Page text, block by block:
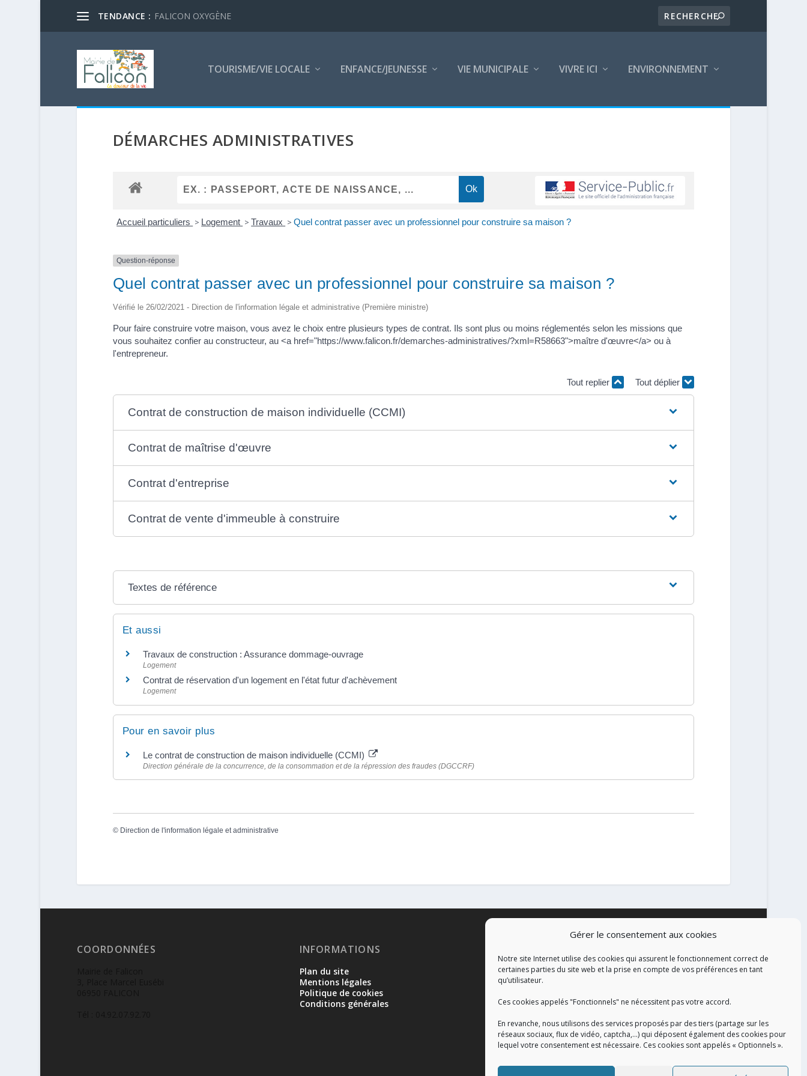
Gérer le consentement aux cookies
Notre site Internet utilise des cookies qui assurent le fonctionnement correct de
certaines parties du site web et la prise en compte de vos préférences en tant
qu’utilisateur.
Ces cookies appelés "Fonctionnels" ne nécessitent pas votre accord.
En revanche, nous utilisons des services proposés par des tiers (partage sur les
réseaux sociaux, flux de vidéo, captcha,...) qui déposent également des cookies pour
lequel votre consentement est nécessaire. Ces cookies sont appelés « Optionnels ».
TENDANCE : FALICON OXYGÈNE
TOURISME/VIE LOCALE ENFANCE/JEUNESSE VIE MUNICIPALE VIVRE ICI ENVIRONNEMENT
DÉMARCHES ADMINISTRATIVES
Accueil particuliers > Logement > Travaux > Quel contrat passer avec un professionnel pour construire sa maison ?
Question-réponse
Quel contrat passer avec un professionnel pour construire sa maison ?
Vérifié le 26/02/2021 - Direction de l'information légale et administrative (Première ministre)
Pour faire construire votre maison, vous avez le choix entre plusieurs types de contrat. Ils sont plus ou moins réglementés selon les missions que
vous souhaitez confier au constructeur, au <a href="https://www.falicon.fr/demarches-administratives/?xml=R58663">maître d'œuvre</a> ou à
l'entrepreneur.
Tout replier Tout déplier
Contrat de construction de maison individuelle (CCMI)
Contrat de maîtrise d'œuvre
Contrat d'entreprise
Contrat de vente d'immeuble à construire
Textes de référence
Et aussi
Travaux de construction : Assurance dommage-ouvrage
Logement
Contrat de réservation d'un logement en l'état futur d'achèvement
Logement
Pour en savoir plus
Le contrat de construction de maison individuelle (CCMI)
Direction générale de la concurrence, de la consommation et de la répression des fraudes (DGCCRF)
© Direction de l'information légale et administrative
COORDONNÉES INFORMATIONS
Plan du site
Mentions légales
Politique de cookies
Conditions générales